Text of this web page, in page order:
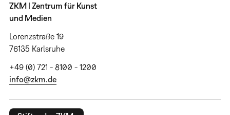
ZKM | Zentrum für Kunst
und Medien
Lorenzstraße 19
76135 Karlsruhe
+49 (0) 721 - 8100 - 1200
info@zkm.de